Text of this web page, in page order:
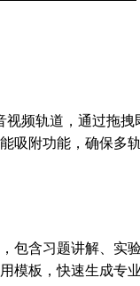
视频轨道，通过拖拽
吸附功能，确保多
包含习题讲解、实
模板，快速生成专